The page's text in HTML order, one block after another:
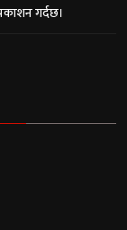
गर्दछ।